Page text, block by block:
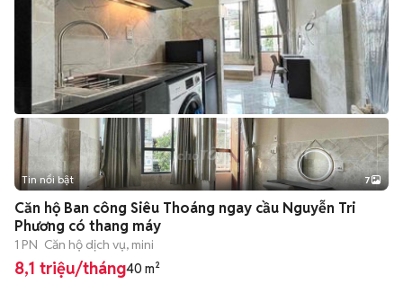
+2
Tin nổi bật 7
Căn hộ Ban công Siêu Thoáng ngay cầu Nguyễn Tri
Phương có thang máy
1 PN Căn hộ dịch vụ, mini
8,1 triệu/tháng40 m²